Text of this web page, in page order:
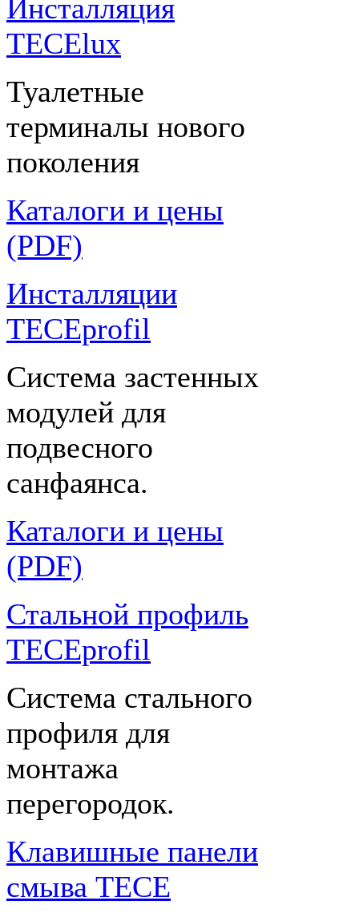
Инсталляция
TECElux
Туалетные
терминалы нового
поколения
Каталоги и цены
(PDF)
Инсталляции
TECEprofil
Система застенных
модулей для
подвесного
санфаянса.
Каталоги и цены
(PDF)
Стальной профиль
TECEprofil
Система стального
профиля для
монтажа
перегородок.
Клавишные панели
смыва TECE